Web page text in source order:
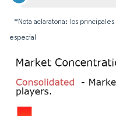
*Nota aclaratoria: los
especial